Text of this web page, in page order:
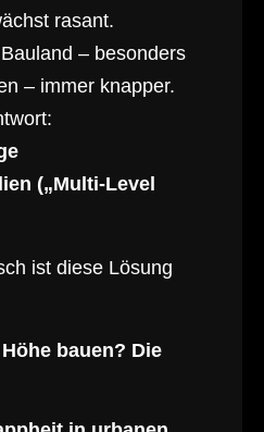
rasant.
– besonders
– immer knapper.
(„Multi-Level
ist diese Lösung
bauen? Die